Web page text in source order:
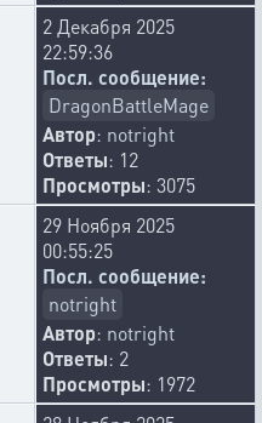
2 Декабря 2025
22:59:36
Посл. сообщение:
DragonBattleMage
Автор: notright
Ответы: 12
Просмотры: 3075
29 Ноября 2025
00:55:25
Посл. сообщение:
notright
Автор: notright
Ответы: 2
Просмотры: 1972